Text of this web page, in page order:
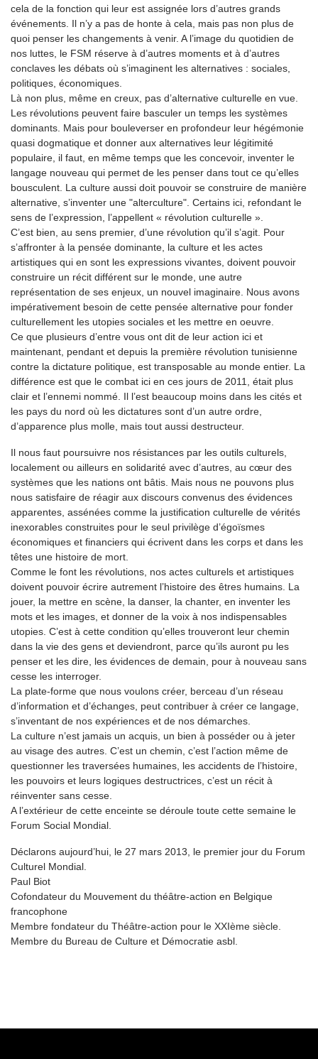
cela de la fonction qui leur est assignée lors d’autres grands
événements. Il n’y a pas de honte à cela, mais pas non plus de
quoi penser les changements à venir. A l’image du quotidien de
nos luttes, le FSM réserve à d’autres moments et à d’autres
conclaves les débats où s’imaginent les alternatives : sociales,
politiques, économiques.
Là non plus, même en creux, pas d’alternative culturelle en vue.
Les révolutions peuvent faire basculer un temps les systèmes
dominants. Mais pour bouleverser en profondeur leur hégémonie
quasi dogmatique et donner aux alternatives leur légitimité
populaire, il faut, en même temps que les concevoir, inventer le
langage nouveau qui permet de les penser dans tout ce qu’elles
bousculent. La culture aussi doit pouvoir se construire de manière
alternative, s’inventer une "alterculture". Certains ici, refondant le
sens de l’expression, l’appellent « révolution culturelle ».
C’est bien, au sens premier, d’une révolution qu’il s’agit. Pour
s’affronter à la pensée dominante, la culture et les actes
artistiques qui en sont les expressions vivantes, doivent pouvoir
construire un récit différent sur le monde, une autre
représentation de ses enjeux, un nouvel imaginaire. Nous avons
impérativement besoin de cette pensée alternative pour fonder
culturellement les utopies sociales et les mettre en oeuvre.
Ce que plusieurs d’entre vous ont dit de leur action ici et
maintenant, pendant et depuis la première révolution tunisienne
contre la dictature politique, est transposable au monde entier. La
différence est que le combat ici en ces jours de 2011, était plus
clair et l’ennemi nommé. Il l’est beaucoup moins dans les cités et
les pays du nord où les dictatures sont d’un autre ordre,
d’apparence plus molle, mais tout aussi destructeur.
Il nous faut poursuivre nos résistances par les outils culturels,
localement ou ailleurs en solidarité avec d’autres, au cœur des
systèmes que les nations ont bâtis. Mais nous ne pouvons plus
nous satisfaire de réagir aux discours convenus des évidences
apparentes, assénées comme la justification culturelle de vérités
inexorables construites pour le seul privilège d’égoïsmes
économiques et financiers qui écrivent dans les corps et dans les
têtes une histoire de mort.
Comme le font les révolutions, nos actes culturels et artistiques
doivent pouvoir écrire autrement l’histoire des êtres humains. La
jouer, la mettre en scène, la danser, la chanter, en inventer les
mots et les images, et donner de la voix à nos indispensables
utopies. C’est à cette condition qu’elles trouveront leur chemin
dans la vie des gens et deviendront, parce qu’ils auront pu les
penser et les dire, les évidences de demain, pour à nouveau sans
cesse les interroger.
La plate-forme que nous voulons créer, berceau d’un réseau
d’information et d’échanges, peut contribuer à créer ce langage,
s’inventant de nos expériences et de nos démarches.
La culture n’est jamais un acquis, un bien à posséder ou à jeter
au visage des autres. C’est un chemin, c’est l’action même de
questionner les traversées humaines, les accidents de l’histoire,
les pouvoirs et leurs logiques destructrices, c’est un récit à
réinventer sans cesse.
A l’extérieur de cette enceinte se déroule toute cette semaine le
Forum Social Mondial.
Déclarons aujourd’hui, le 27 mars 2013, le premier jour du Forum
Culturel Mondial.
Paul Biot
Cofondateur du Mouvement du théâtre-action en Belgique
francophone
Membre fondateur du Théâtre-action pour le XXIème siècle.
Membre du Bureau de Culture et Démocratie asbl.